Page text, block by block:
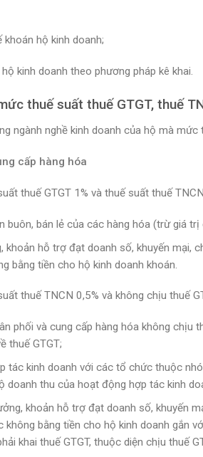
khoán hộ kinh doanh;
kinh doanh theo phương pháp kê khai.
thuế suất thuế GTGT, thuế
ngành nghề kinh doanh của hộ mà
cấp hàng hóa
thuế GTGT 1% và thuế suất thuế
buôn, bán lẻ của các hàng hóa (trừ giá
khoản hỗ trợ đạt doanh số, khuyến mại,
bằng tiền cho hộ kinh doanh khoán.
thuế TNCN 0,5% và không chịu thuế
phối và cung cấp hàng hóa không chịu
thuế GTGT;
tác kinh doanh với các tổ chức thuộc
doanh thu của hoạt động hợp tác kinh
khoản hỗ trợ đạt doanh số, khuyến
không bằng tiền cho hộ kinh doanh gắn
khai thuế GTGT, thuộc diện chịu thuế